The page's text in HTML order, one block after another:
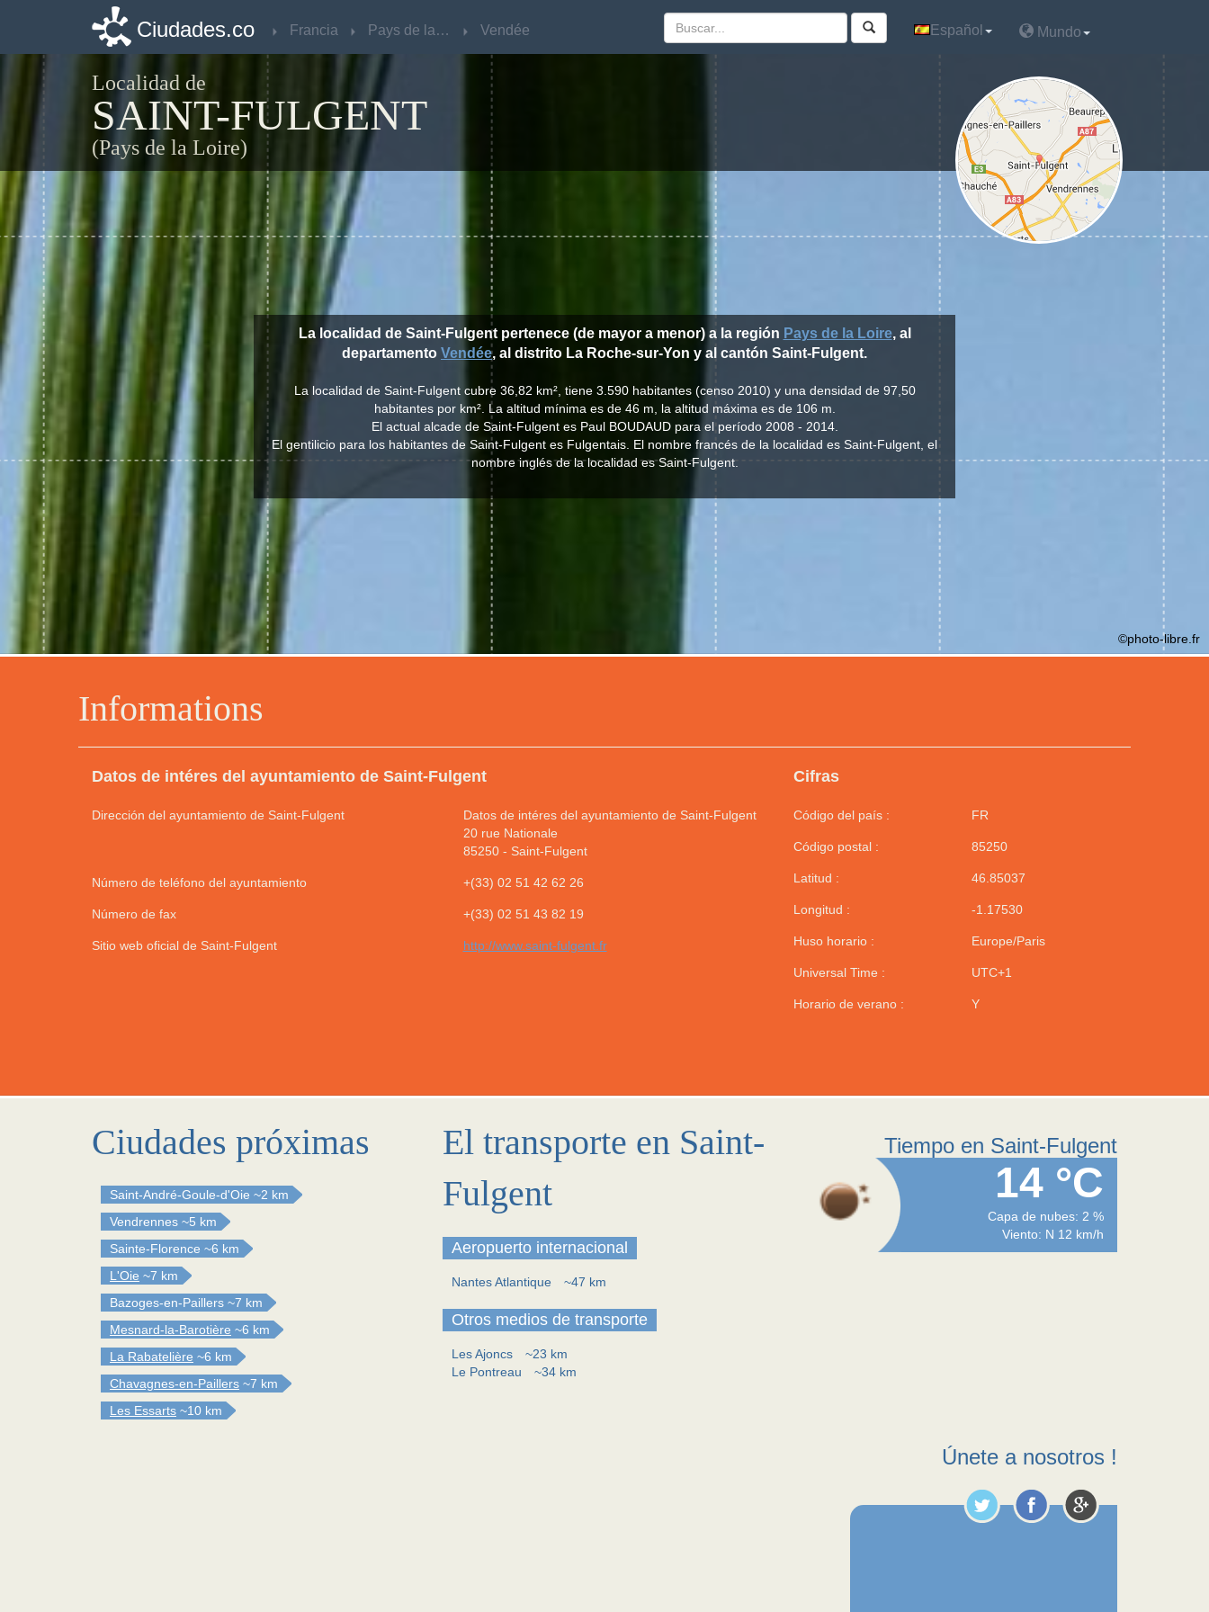
Ciudades.co Francia Pays de la Loire Vendée Español Mundo
Localidad de
SAINT-FULGENT
(Pays de la Loire)
Informations
Datos de intéres del ayuntamiento de Saint-Fulgent
Dirección del ayuntamiento de Saint-Fulgent
Datos de intéres del ayuntamiento de Saint-Fulgent
20 rue Nationale
85250- Saint-Fulgent
Número de teléfono del ayuntamiento +(33) 02 51 42 62 26
Número de fax +(33) 02 51 43 82 19
Sitio web oficial de Saint-Fulgent http://www.saint-fulgent.fr
Cifras
Código del país : FR
Código postal : 85250
Latitud : 46.85037
Longitud : -1.17530
Huso horario : Europe/Paris
Universal Time : UTC+1
Horario de verano : Y
La localidad de Saint-Fulgent pertenece (de mayor a menor) a la región Pays de la Loire, al
departamento Vendée, al distrito La Roche-sur-Yon y al cantón Saint-Fulgent.
La localidad de Saint-Fulgent cubre 36,82 km², tiene 3.590 habitantes (censo 2010) y una densidad de 97,50
habitantes por km². La altitud mínima es de 46 m, la altitud máxima es de 106 m.
El actual alcade de Saint-Fulgent es Paul BOUDAUD para el período 2008 - 2014.
El gentilicio para los habitantes de Saint-Fulgent es Fulgentais. El nombre francés de la localidad es Saint-Fulgent, el
nombre inglés de la localidad es Saint-Fulgent.
©photo-libre.fr
Ciudades próximas
Saint-André-Goule-d'Oie ~2 km
Vendrennes ~5 km
Sainte-Florence ~6 km
L'Oie ~7 km
Bazoges-en-Paillers ~7 km
Mesnard-la-Barotière ~6 km
La Rabatelière ~6 km
Chavagnes-en-Paillers ~7 km
Les Essarts ~10 km
El transporte en Saint-
Fulgent
Aeropuerto internacional
Nantes Atlantique ~47 km
Otros medios de transporte
Les Ajoncs
~23 km
Le Pontreau
~34 km
Tiempo en Saint-Fulgent
14 °C
Capa de nubes: 2 %
Viento: N 12 km/h
Únete a nosotros !
Ciudades.co Francia Pays de la Loire Vendée Español Mundo